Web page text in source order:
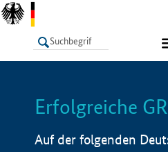
LISTE
Erfolgreiche
Auf der folgenden